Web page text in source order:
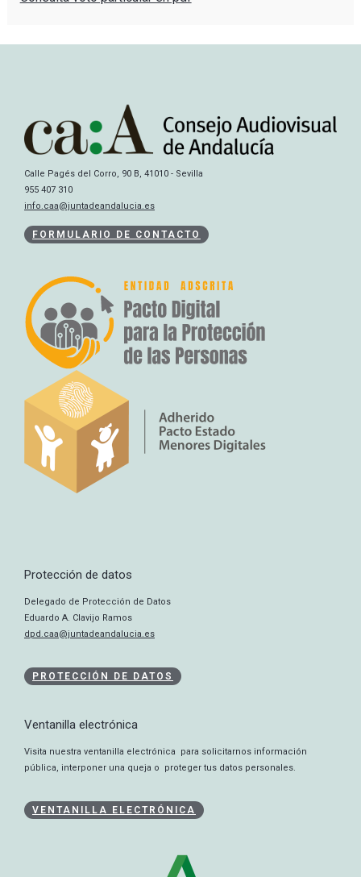
Calle Pagés del Corro, 90 B, 41010 - Sevilla
955 407 310
info.caa@juntadeandalucia.es
FORMULARIO DE CONTACTO
Protección de datos
Delegado de Protección de Datos
Eduardo A. Clavijo Ramos
dpd.caa@juntadeandalucia.es
PROTECCIÓN DE DATOS
Ventanilla electrónica
Visita nuestra ventanilla electrónica para solicitarnos información
pública, interponer una queja o proteger tus datos personales.
VENTANILLA ELECTRÓNICA